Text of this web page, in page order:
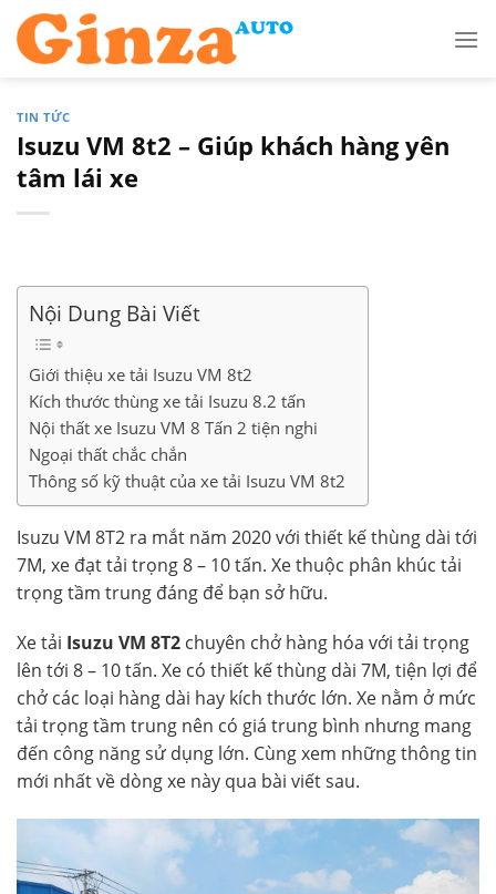
Skip
content
TIN TỨC
Isuzu VM 8t2 – Giúp khách hàng yên
tâm lái xe
Nội Dung Bài Viết
Giới thiệu xe tải Isuzu VM 8t2
Kích thước thùng xe tải Isuzu 8.2 tấn
Nội thất xe Isuzu VM 8 Tấn 2 tiện nghi
Ngoại thất chắc chắn
Thông số kỹ thuật của xe tải Isuzu VM 8t2
Isuzu VM 8T2 ra mắt năm 2020 với thiết kế thùng dài tới
7M, xe đạt tải trọng 8 – 10 tấn. Xe thuộc phân khúc tải
trọng tầm trung đáng để bạn sở hữu.
Xe tải Isuzu VM 8T2 chuyên chở hàng hóa với tải trọng
lên tới 8 – 10 tấn. Xe có thiết kế thùng dài 7M, tiện lợi để
chở các loại hàng dài hay kích thước lớn. Xe nằm ở mức
tải trọng tầm trung nên có giá trung bình nhưng mang
đến công năng sử dụng lớn. Cùng xem những thông tin
mới nhất về dòng xe này qua bài viết sau.